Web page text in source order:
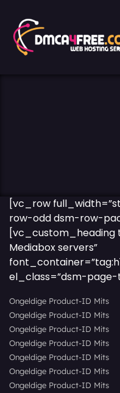
[vc_row
row-odd dsm-row-
[vc_custom_heading
Mediabox servers”
el_class=”dsm-page-
Ongeldige Product-ID Mits
Ongeldige Product-ID Mits
Ongeldige Product-ID Mits
Ongeldige Product-ID Mits
Ongeldige Product-ID Mits
Ongeldige Product-ID Mits
Ongeldige Product-ID Mits